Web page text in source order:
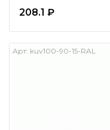
208.1 ₽
Арт: kuv100-90-15-RAL